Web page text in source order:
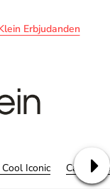
Erbjudanden
Iconic Calvin